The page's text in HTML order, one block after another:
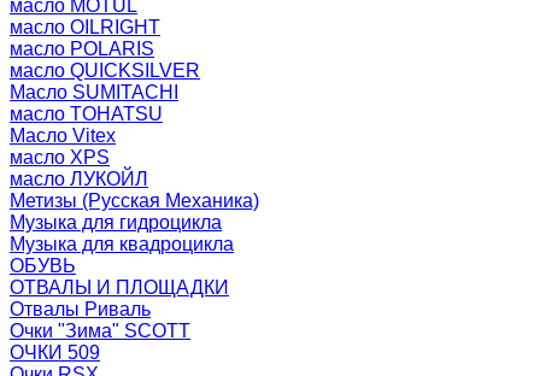
масло MOTUL
масло OILRIGHT
масло POLARIS
масло QUICKSILVER
Масло SUMITACHI
масло TOHATSU
Масло Vitex
масло XPS
масло ЛУКОЙЛ
Метизы (Русская Механика)
Музыка для гидроцикла
Музыка для квадроцикла
ОБУВЬ
ОТВАЛЫ И ПЛОЩАДКИ
Отвалы Риваль
Очки "Зима" SCOTT
ОЧКИ 509